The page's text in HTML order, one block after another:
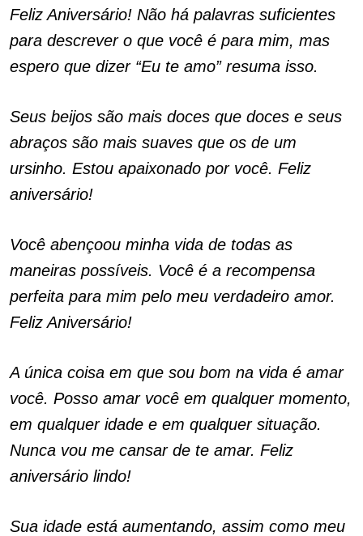
Feliz Aniversário! Não há palavras suficientes
para descrever o que você é para mim, mas
espero que dizer “Eu te amo” resuma isso.
Seus beijos são mais doces que doces e seus
abraços são mais suaves que os de um
ursinho. Estou apaixonado por você. Feliz
aniversário!
Você abençoou minha vida de todas as
maneiras possíveis. Você é a recompensa
perfeita para mim pelo meu verdadeiro amor.
Feliz Aniversário!
A única coisa em que sou bom na vida é amar
você. Posso amar você em qualquer momento,
em qualquer idade e em qualquer situação.
Nunca vou me cansar de te amar. Feliz
aniversário lindo!
Sua idade está aumentando, assim como meu